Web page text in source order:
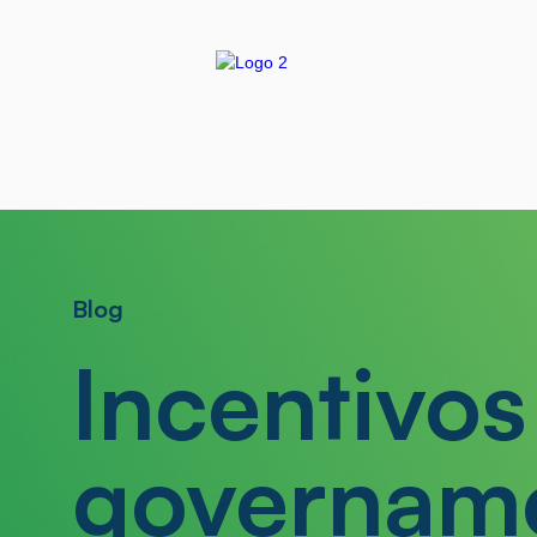
Blog
Incentivos